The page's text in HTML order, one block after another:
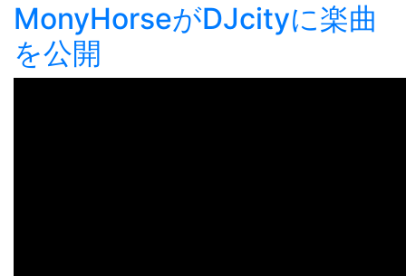
MonyHorseがDJcityに楽曲
を公開